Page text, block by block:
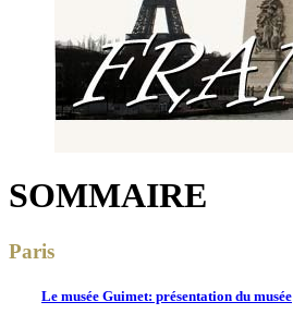
SOMMAIRE
Paris
Le musée Guimet: présentation du musée